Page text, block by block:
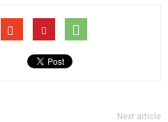
Next article